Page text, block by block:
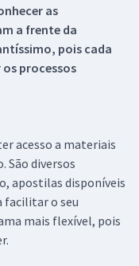
as
a frente da
pois cada
processos
acesso a materiais
São diversos
apostilas disponíveis
facilitar o seu
mais flexível, pois